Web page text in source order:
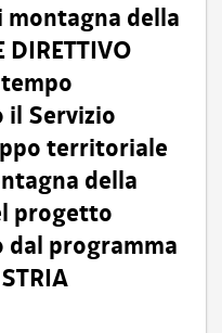
montagna della
DIRETTIVO
tempo
il Servizio
territoriale
della
progetto
dal programma